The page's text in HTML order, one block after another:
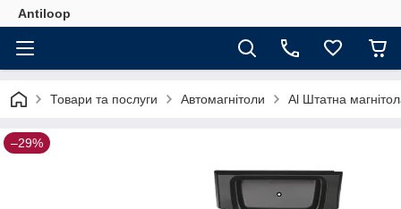
Antiloop
Товари та послуги Автомагнітоли Al Штатна
–29%